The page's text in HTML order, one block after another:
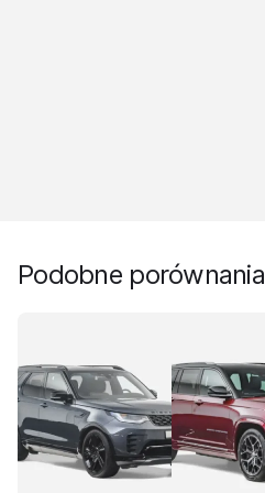
Podobne porównania